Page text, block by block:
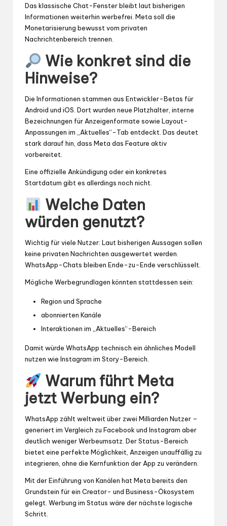
Das klassische Chat-Fenster bleibt laut bisherigen
Informationen weiterhin werbefrei. Meta soll die
Monetarisierung bewusst vom privaten
Nachrichtenbereich trennen.
Wie konkret sind die
Hinweise?
Die Informationen stammen aus Entwickler-Betas für
Android und iOS. Dort wurden neue Platzhalter, interne
Bezeichnungen für Anzeigenformate sowie Layout-
Anpassungen im „Aktuelles“-Tab entdeckt. Das deutet
stark darauf hin, dass Meta das Feature aktiv
vorbereitet.
Eine offizielle Ankündigung oder ein konkretes
Startdatum gibt es allerdings noch nicht.
Welche Daten
würden genutzt?
Wichtig für viele Nutzer: Laut bisherigen Aussagen sollen
keine privaten Nachrichten ausgewertet werden.
WhatsApp-Chats bleiben Ende-zu-Ende verschlüsselt.
Mögliche Werbegrundlagen könnten stattdessen sein:
Region und Sprache
abonnierten Kanäle
Interaktionen im „Aktuelles“-Bereich
Damit würde WhatsApp technisch ein ähnliches Modell
nutzen wie Instagram im Story-Bereich.
Warum führt Meta
jetzt Werbung ein?
WhatsApp zählt weltweit über zwei Milliarden Nutzer –
generiert im Vergleich zu Facebook und Instagram aber
deutlich weniger Werbeumsatz. Der Status-Bereich
bietet eine perfekte Möglichkeit, Anzeigen unauffällig zu
integrieren, ohne die Kernfunktion der App zu verändern.
Mit der Einführung von Kanälen hat Meta bereits den
Grundstein für ein Creator- und Business-Ökosystem
gelegt. Werbung im Status wäre der nächste logische
Schritt.